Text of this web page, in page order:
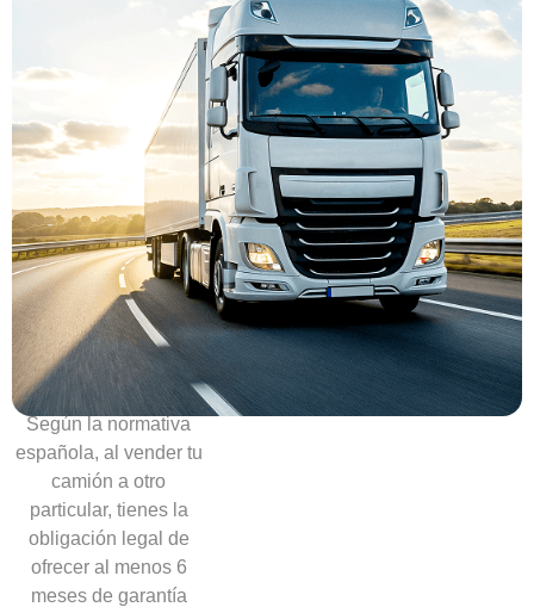
obligaciones legales
de la venta. Descubre
nuestros beneficios
exclusivos y vende tu
camión con total
confianza.
Sin
necesidad
de
ofrecer
garantías
Según la normativa
española, al vender tu
camión a otro
particular, tienes la
obligación legal de
ofrecer al menos 6
meses de garantía